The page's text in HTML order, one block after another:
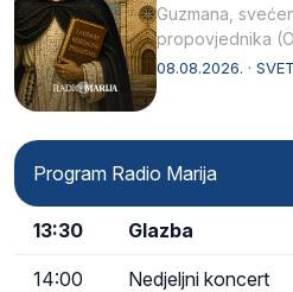
Guzmana,
propovjednika
Svojim životom,
08.08.2026. ·
Program Radio Marija
13:30 Glazba
14:00 Nedjeljni koncert